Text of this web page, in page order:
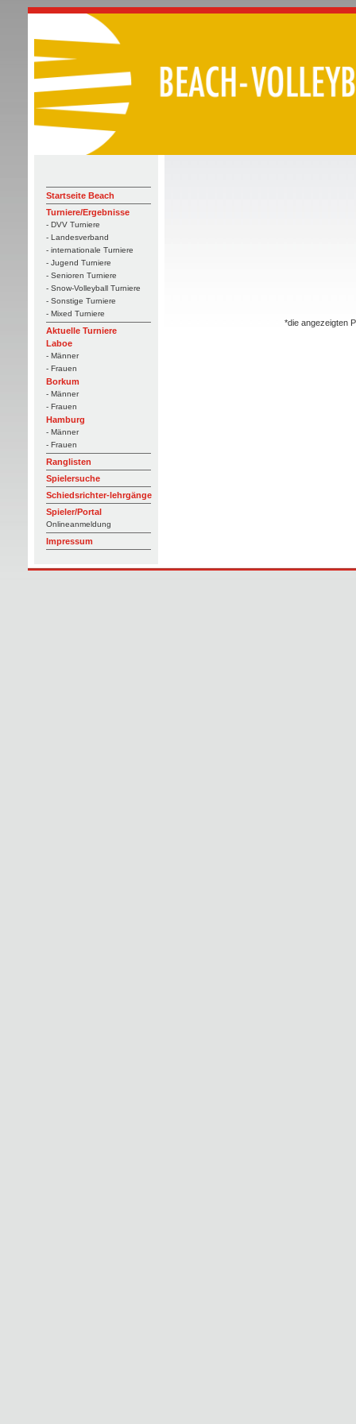
Startseite Beach
Turniere/Ergebnisse
- DVV Turniere
- Landesverband
- internationale Turniere
- Jugend Turniere
- Senioren Turniere
- Snow-Volleyball Turniere
- Sonstige Turniere
- Mixed Turniere
Aktuelle Turniere
Laboe
- Männer
- Frauen
Borkum
- Männer
- Frauen
Hamburg
- Männer
- Frauen
Ranglisten
Spielersuche
Schiedsrichter-lehrgänge
Spieler/Portal
Onlineanmeldung
Impressum
*die angezeigten